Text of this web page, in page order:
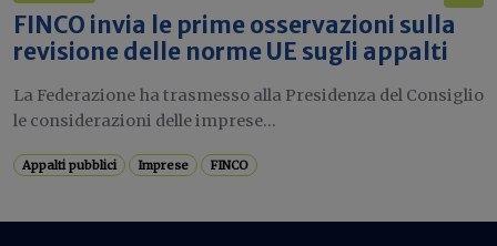
FINCO invia le prime osservazioni sulla
revisione delle norme UE sugli appalti
La Federazione ha trasmesso alla Presidenza del Consiglio
le considerazioni delle imprese...
Appalti pubblici Imprese FINCO